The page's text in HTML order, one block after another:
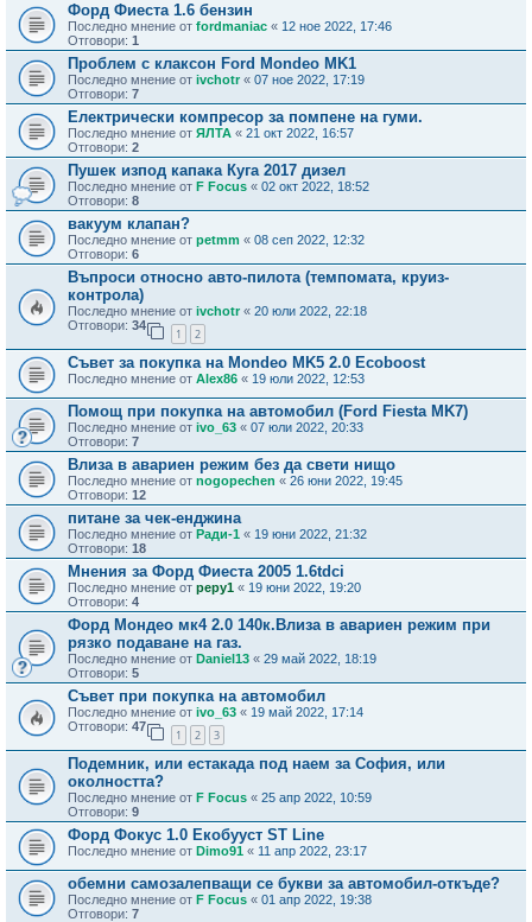
Форд Фиеста 1.6 бензин
Последно мнение от fordmaniac « 12 ное 2022, 17:46
Отговори: 1
Проблем с клаксон Ford Mondeo MK1
Последно мнение от ivchotr « 07 ное 2022, 17:19
Отговори: 7
Електрически компресор за помпене на гуми.
Последно мнение от ЯЛТА « 21 окт 2022, 16:57
Отговори: 2
Пушек изпод капака Куга 2017 дизел
Последно мнение от F Focus « 02 окт 2022, 18:52
Отговори: 8
вакуум клапан?
Последно мнение от petmm « 08 сеп 2022, 12:32
Отговори: 6
Въпроси относно авто-пилота (темпомата, круиз-
контрола)
Последно мнение от ivchotr « 20 юли 2022, 22:18
Отговори: 34
1 2
Съвет за покупка на Mondeo MK5 2.0 Ecoboost
Последно мнение от Alex86 « 19 юли 2022, 12:53
Помощ при покупка на автомобил (Ford Fiesta MK7)
Последно мнение от ivo_63 « 07 юли 2022, 20:33
Отговори: 7
Влиза в авариен режим без да свети нищо
Последно мнение от nogopechen « 26 юни 2022, 19:45
Отговори: 12
питане за чек-енджина
Последно мнение от Ради-1 « 19 юни 2022, 21:32
Отговори: 18
Мнения за Форд Фиеста 2005 1.6tdci
Последно мнение от pepy1 « 19 юни 2022, 19:20
Отговори: 4
Форд Мондео мк4 2.0 140к.Влиза в авариен режим при
рязко подаване на газ.
Последно мнение от Daniel13 « 29 май 2022, 18:19
Отговори: 5
Съвет при покупка на автомобил
Последно мнение от ivo_63 « 19 май 2022, 17:14
Отговори: 47
1 2 3
Подемник, или естакада под наем за София, или
околността?
Последно мнение от F Focus « 25 апр 2022, 10:59
Отговори: 9
Форд Фокус 1.0 Екобууст ST Line
Последно мнение от Dimo91 « 11 апр 2022, 23:17
обемни самозалепващи се букви за автомобил-откъде?
Последно мнение от F Focus « 01 апр 2022, 19:38
Отговори: 7